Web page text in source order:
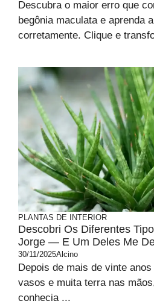
Descubra o maior erro que
begônia maculata e aprenda
corretamente. Clique e
PLANTAS DE INTERIOR
Descobri Os Diferentes
Jorge — E Um Deles Me
30/11/2025Alcino
Depois de mais de vinte
vasos e muita terra nas
conhecia ...